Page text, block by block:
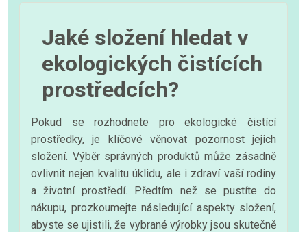
Jaké složení hledat v
ekologických čistících
prostředcích?
Pokud se rozhodnete pro ekologické čistící
prostředky, je klíčové věnovat pozornost jejich
složení. Výběr správných produktů může zásadně
ovlivnit nejen kvalitu úklidu, ale i zdraví vaší rodiny
a životní prostředí. Předtím než se pustíte do
nákupu, prozkoumejte následující aspekty složení,
abyste se ujistili, že vybrané výrobky jsou skutečně